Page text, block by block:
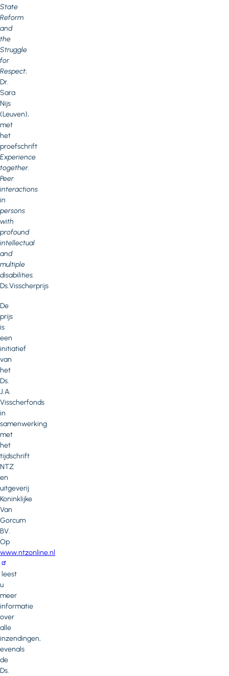
State
Reform
and
the
Struggle
for
Respect;
Dr.
Sara
Nijs
(Leuven),
met
het
proefschrift
Experience
together.
Peer
interactions
in
persons
with
profound
intellectual
and
multiple
disabilities.
Ds.Visscherprijs
De
prijs
is
een
initiatief
van
het
Ds.
J.A.
Visscherfonds
in
samenwerking
met
het
tijdschrift
NTZ
en
uitgeverij
Koninklijke
Van
Gorcum
BV.
Op
www.ntzonline.nl
leest
u
meer
informatie
over
alle
inzendingen,
evenals
de
Ds.